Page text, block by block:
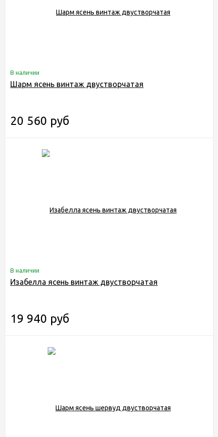
В наличии
Шарм ясень винтаж двустворчатая
20 560 руб
В наличии
Изабелла ясень винтаж двустворчатая
19 940 руб